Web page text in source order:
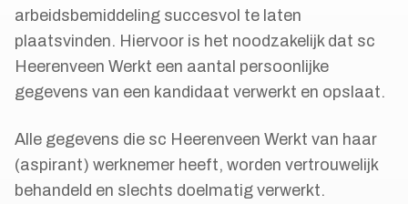
arbeidsbemiddeling succesvol te laten
plaatsvinden. Hiervoor is het noodzakelijk dat sc
Heerenveen Werkt een aantal persoonlijke
gegevens van een kandidaat verwerkt en opslaat.
Alle gegevens die sc Heerenveen Werkt van haar
(aspirant) werknemer heeft, worden vertrouwelijk
behandeld en slechts doelmatig verwerkt.